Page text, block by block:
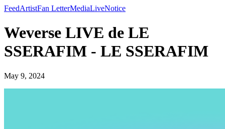
FeedArtistFan LetterMediaLiveNotice
Weverse LIVE de LE
SSERAFIM - LE SSERAFIM
May 9, 2024